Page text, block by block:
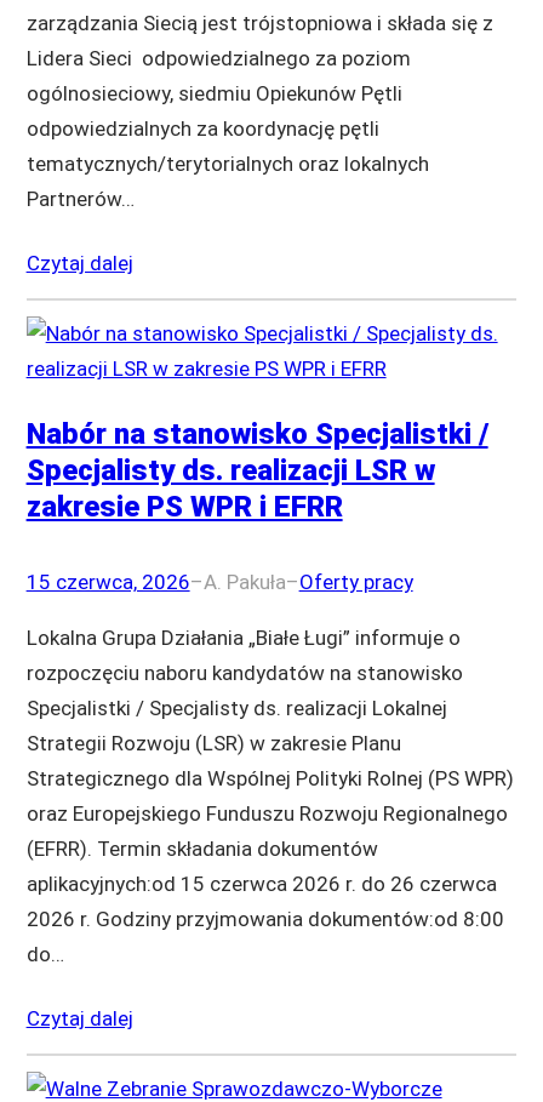
zarządzania Siecią jest trójstopniowa i składa się z
Lidera Sieci odpowiedzialnego za poziom
ogólnosieciowy, siedmiu Opiekunów Pętli
odpowiedzialnych za koordynację pętli
tematycznych/terytorialnych oraz lokalnych
Partnerów…
Czytaj dalej
Nabór na stanowisko Specjalistki /
Specjalisty ds. realizacji LSR w
zakresie PS WPR i EFRR
15 czerwca, 2026–A. Pakuła–Oferty pracy
Lokalna Grupa Działania „Białe Ługi” informuje o
rozpoczęciu naboru kandydatów na stanowisko
Specjalistki / Specjalisty ds. realizacji Lokalnej
Strategii Rozwoju (LSR) w zakresie Planu
Strategicznego dla Wspólnej Polityki Rolnej (PS WPR)
oraz Europejskiego Funduszu Rozwoju Regionalnego
(EFRR). Termin składania dokumentów
aplikacyjnych:od 15 czerwca 2026 r. do 26 czerwca
2026 r. Godziny przyjmowania dokumentów:od 8:00
do…
Czytaj dalej